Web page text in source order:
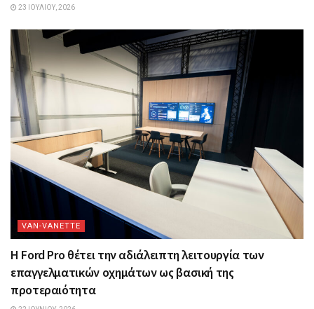
23 ΙΟΥΛΊΟΥ, 2026
VAN-VANETTΕ
Η Ford Pro θέτει την αδιάλειπτη λειτουργία των
επαγγελματικών οχημάτων ως βασική της
προτεραιότητα